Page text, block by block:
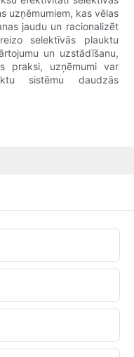
uzņēmumiem, kas vēlas
jaudu un racionalizēt
selektīvās plauktu
un uzstādīšanu,
praksi, uzņēmumi var
sistēmu daudzās